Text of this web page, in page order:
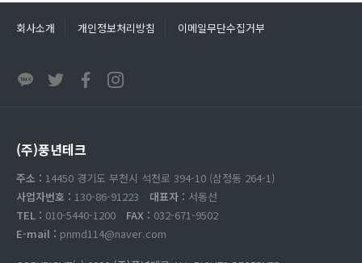
회사소개 개인정보처리방침 이메일무단수집거부
(주)풍년테크
주소 : 14450 경기도 부천시 석천로 394-10 (삼정동 264-1)
사업자번호 : 130-86-91223 대표자 : 서동선
TEL : 010-5440-1200 FAX : 032-671-9502
E-mail : pnmd114@naver.com